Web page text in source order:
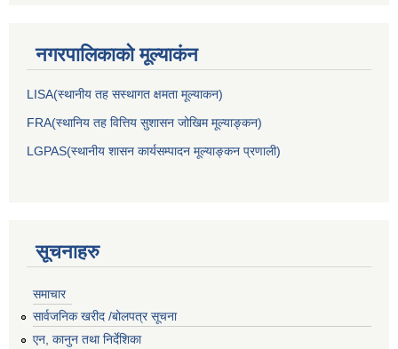
नगरपालिकाकाे मूल्याकंन
LISA(स्थानीय तह सस्थागत क्षमता मूल्याक‌न)
FRA(स्थानिय तह वित्तिय सुशासन जोखिम मूल्याङ्कन)
LGPAS(स्थानीय शासन कार्यसम्पादन मूल्याङ्कन प्रणाली)
सूचनाहरु
समाचार
सार्वजनिक खरीद /बोलपत्र सूचना
एन, कानुन तथा निर्देशिका